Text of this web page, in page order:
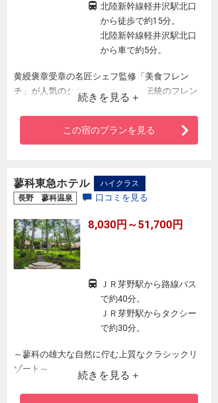
北陸新幹線軽井沢駅北口
から徒歩で約15分。
北陸新幹線軽井沢駅北口
から車で約5分。
黄綬褒章受章の名匠シェフ監修「美食フレン
チ」が人気のクラシックホテル。伝統のフレン
チをベースとした、五感で愉しむ新しいスタイ
ルの料理をご堪能いただけます。四季折々の信
州自慢の素材を生かした一流の味わいと、上質
れ日、夜は満天の星空に包まれる癒しの湯浴み
をお楽しみださい。
続きを見る
この宿のプランを見る
蓼科東急ホテル
ハイクラス
長野 蓼科温泉
口コミを見る
8,030円～51,700円
ＪＲ芽野駅から路線バス
で約40分。
ＪＲ芽野駅からタクシー
で約30分。
～蓼科の雄大な自然に佇む上質なクラシックリ
ゾート～
和食洋食から好きなコースをお一人ずつ選択可
能！魅力的なディナー
続きを見る